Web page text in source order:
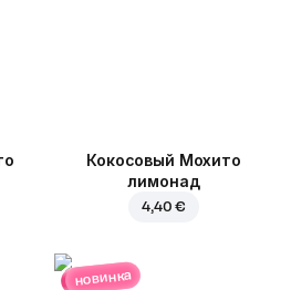
Кокосовый Мохито
лимонад
4,40 €
новинка